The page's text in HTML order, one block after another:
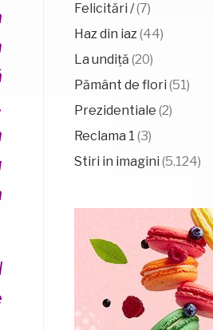
Felicitări /(7)
Haz din iaz(44)
La undiță (20)
Pământ de flori (51)
Prezidentiale (2)
Reclama 1 (3)
Stiri in imagini (5.124)